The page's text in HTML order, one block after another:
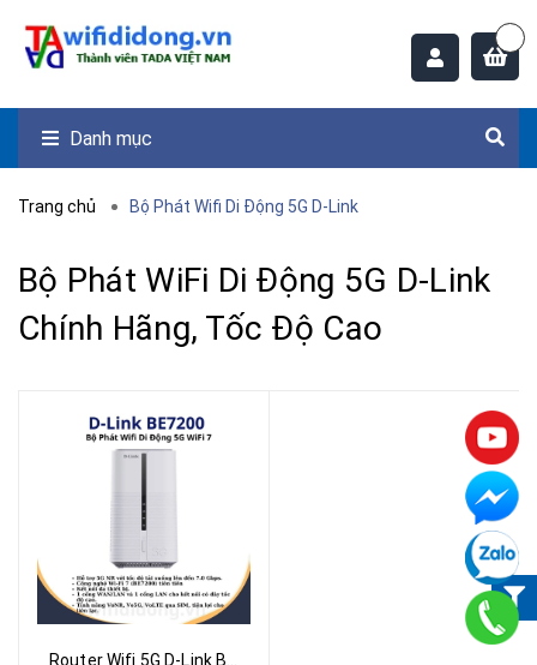
Danh mục
Trang chủ Bộ Phát Wifi Di Động 5G D-Link
Bộ Phát WiFi Di Động 5G D-Link
Chính Hãng, Tốc Độ Cao